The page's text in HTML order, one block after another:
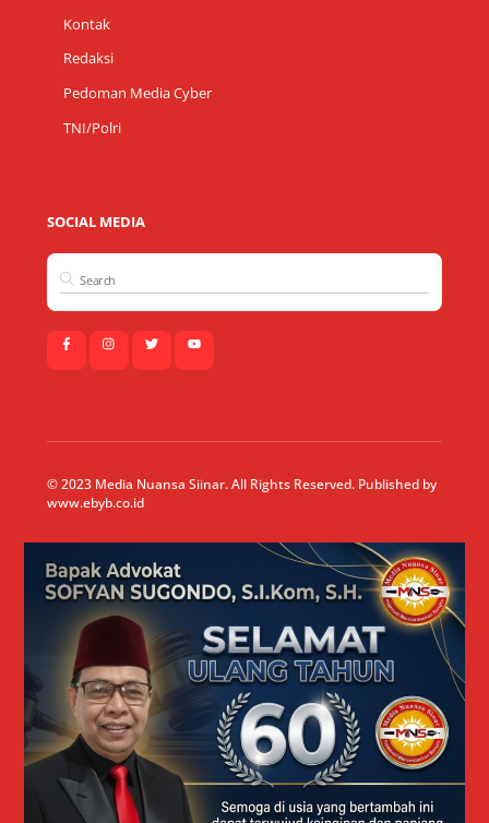
Kontak
Redaksi
Pedoman Media Cyber
TNI/Polri
SOCIAL MEDIA
© 2023 Media Nuansa Siinar. All Rights Reserved. Published by
www.ebyb.co.id